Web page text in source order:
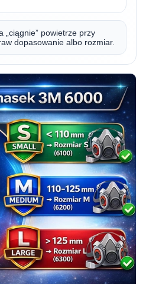
„ciągnie” powietrze przy
dopasowanie albo rozmiar.